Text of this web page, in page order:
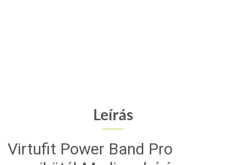
Leírás
Virtufit Power Band Pro